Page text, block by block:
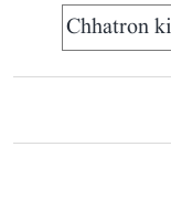
Chhatron